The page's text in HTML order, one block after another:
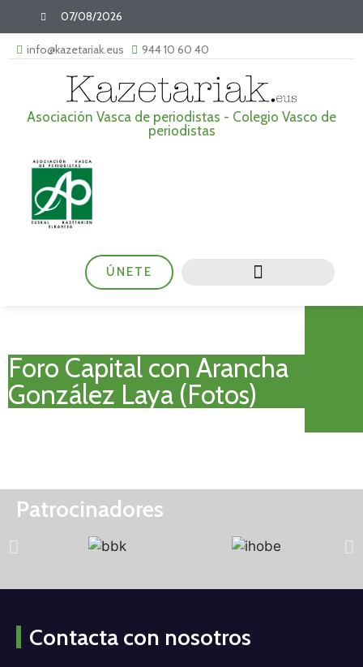
07/08/2026
info@kazetariak.eus 944 10 60 40
Asociación Vasca de periodistas - Colegio Vasco de
periodistas
ÚNETE
Foro Capital con Arancha
González Laya (Fotos)
Patrocinadores
Contacta con nosotros